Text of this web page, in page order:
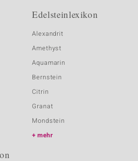
Edelsteinlexikon
Alexandrit
Amethyst
Aquamarin
Bernstein
Citrin
Granat
Mondstein
mehr